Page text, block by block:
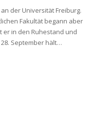
der Universität Freiburg.
Fakultät begann aber
er in den Ruhestand und
September hält…